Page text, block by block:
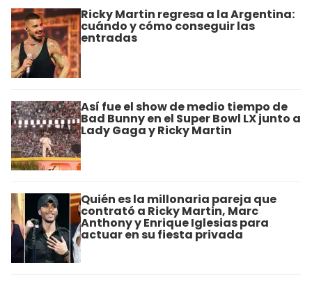
Ricky Martin regresa a la Argentina:
cuándo y cómo conseguir las
entradas
Así fue el show de medio tiempo de
Bad Bunny en el Super Bowl LX junto a
Lady Gaga y Ricky Martin
Quién es la millonaria pareja que
contrató a Ricky Martin, Marc
Anthony y Enrique Iglesias para
actuar en su fiesta privada